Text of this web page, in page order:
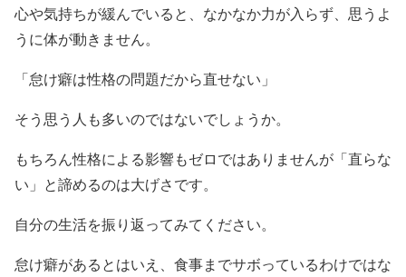
心や気持ちが緩んでいると、なかなか力が入らず、思うよ
うに体が動きません。
「怠け癖は性格の問題だから直せない」
そう思う人も多いのではないでしょうか。
もちろん性格による影響もゼロではありませんが「直らな
い」と諦めるのは大げさです。
自分の生活を振り返ってみてください。
怠け癖があるとはいえ、食事までサボっているわけではな